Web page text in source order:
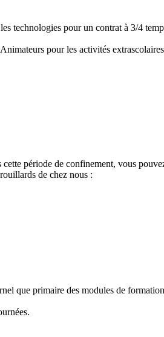
technologies pour un contrat à 3/4
pour les activités
période de confinement, vous
de chez nous :
que primaire des modules de